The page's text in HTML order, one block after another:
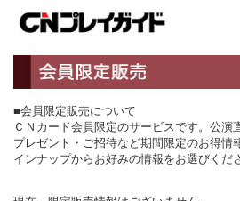
■会員限定販売について
ＣＮカード会員限定のサービスです。公演
プレゼント・ご招待など期間限定のお得情
インナップからお好みの情報をお選びくだ